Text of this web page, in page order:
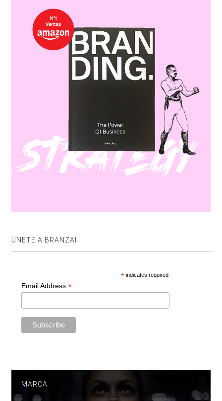
ÚNETE A BRANZAI
* indicates required
Email Address *
MARCA